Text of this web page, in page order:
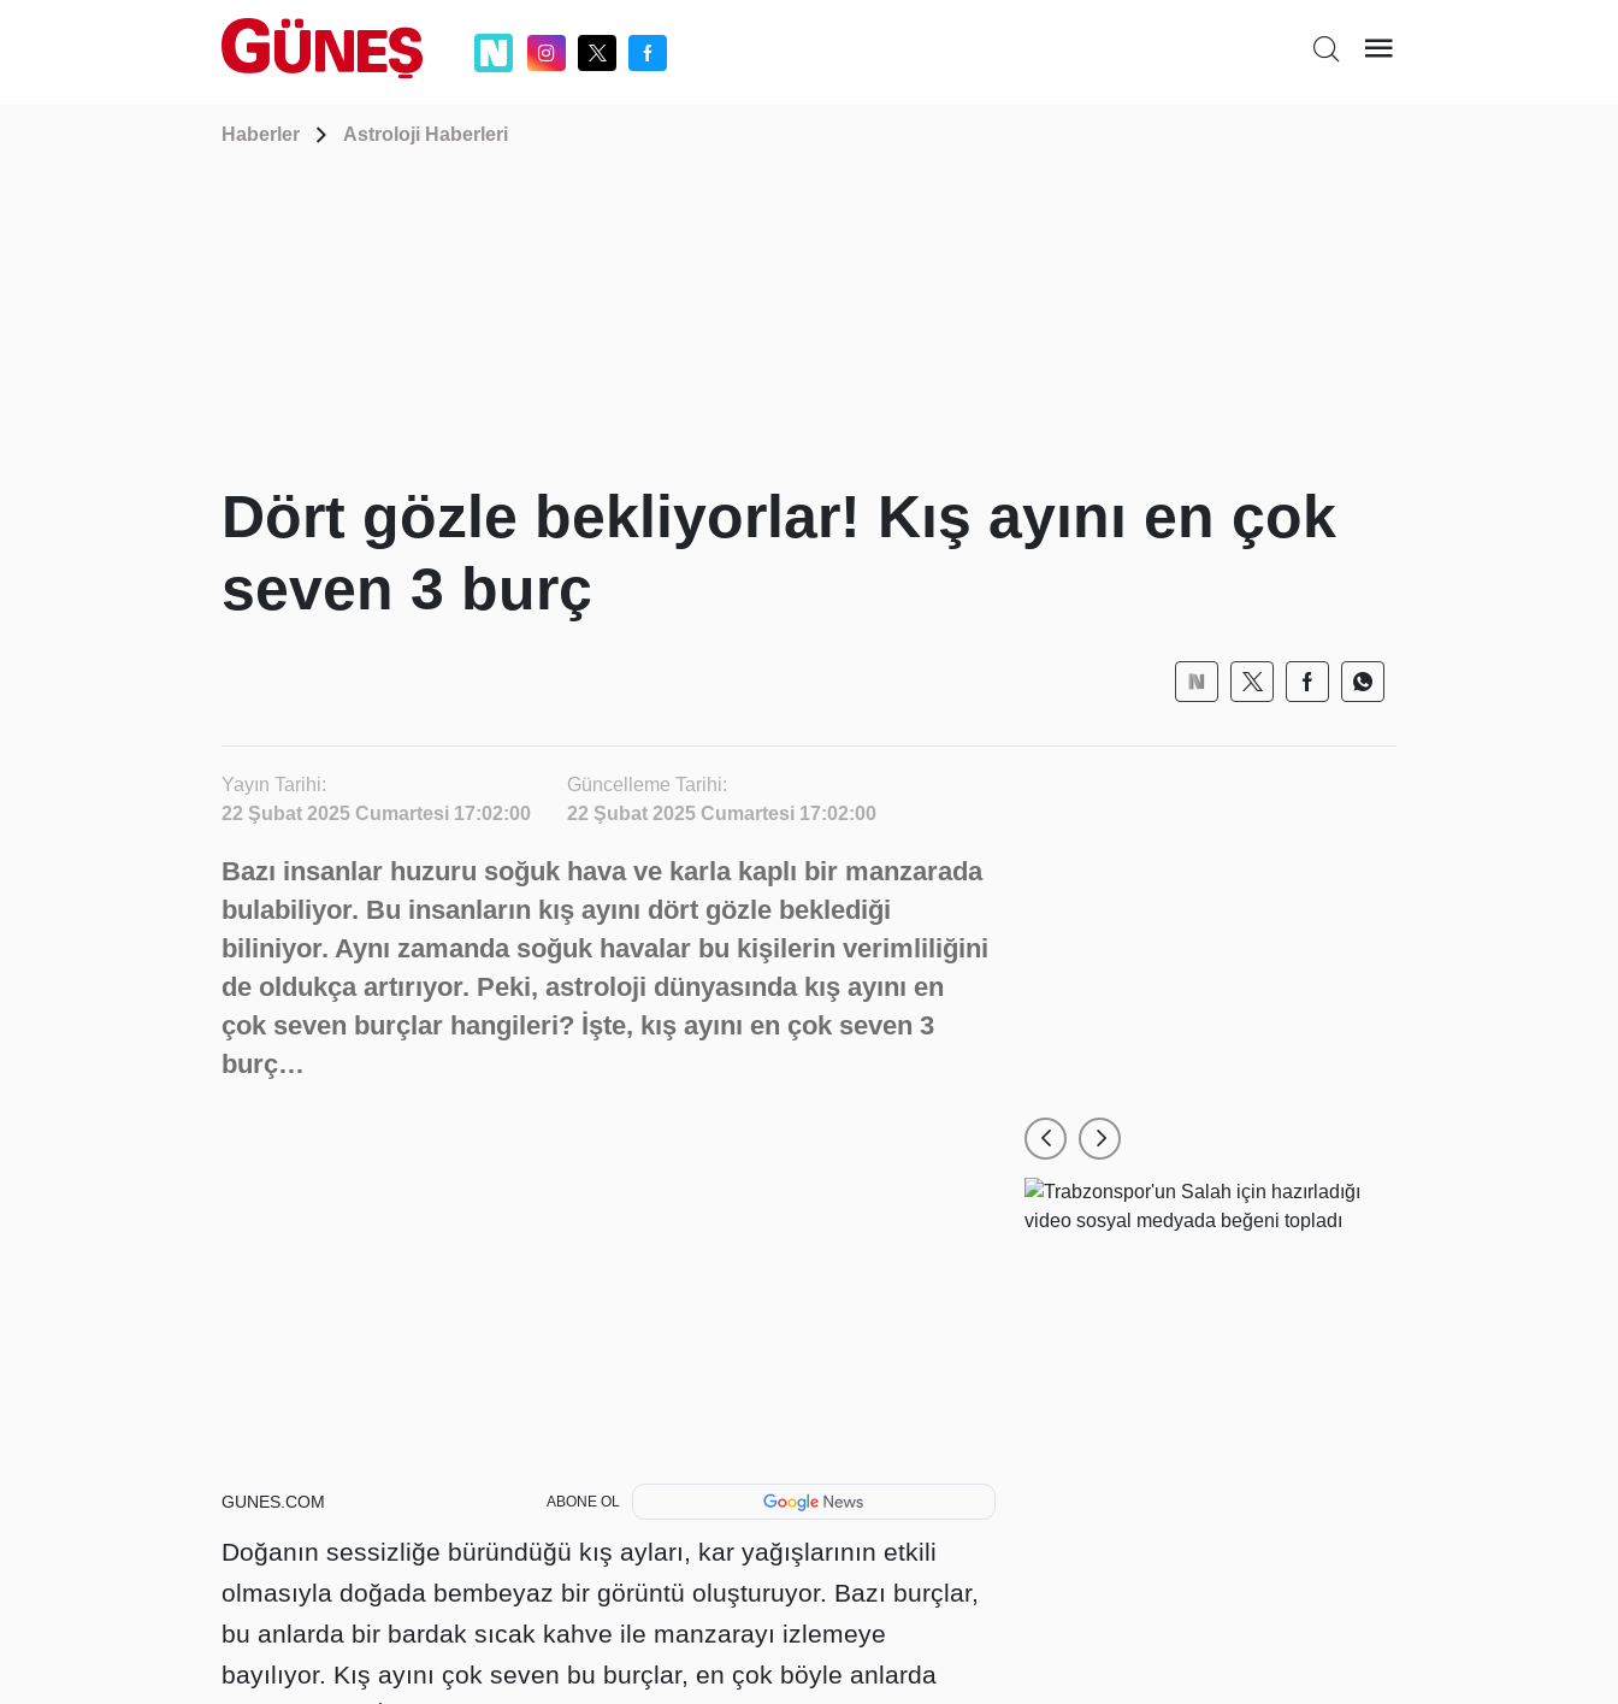
Haberler Astroloji Haberleri
Dört gözle bekliyorlar! Kış ayını en çok
seven 3 burç
Yayın Tarihi:
22 Şubat 2025 Cumartesi 17:02:00
Güncelleme Tarihi:
22 Şubat 2025 Cumartesi 17:02:00
Bazı insanlar huzuru soğuk hava ve karla kaplı bir manzarada
bulabiliyor. Bu insanların kış ayını dört gözle beklediği
biliniyor. Aynı zamanda soğuk havalar bu kişilerin verimliliğini
de oldukça artırıyor. Peki, astroloji dünyasında kış ayını en
çok seven burçlar hangileri? İşte, kış ayını en çok seven 3
burç…
GUNES.COM ABONE OL
Doğanın sessizliğe büründüğü kış ayları, kar yağışlarının etkili
olmasıyla doğada bembeyaz bir görüntü oluşturuyor. Bazı burçlar,
bu anlarda bir bardak sıcak kahve ile manzarayı izlemeye
bayılıyor. Kış ayını çok seven bu burçlar, en çok böyle anlarda